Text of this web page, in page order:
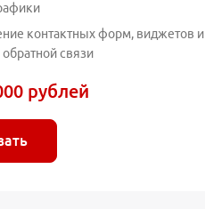
контактных форм, виджетов и
связи
рублей